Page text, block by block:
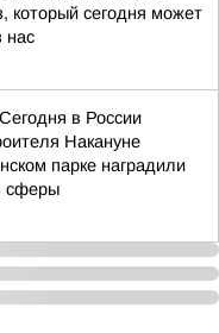
который сегодня может
нас
в России
Накануне
парке наградили
сферы